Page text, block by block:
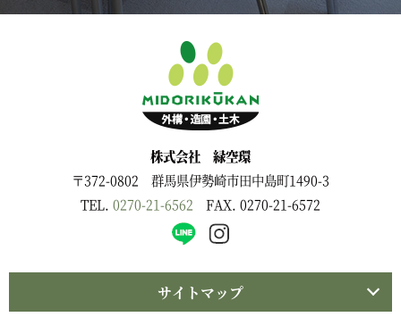
株式会社 緑空環
〒372-0802 群馬県伊勢崎市田中島町1490-3
TEL. 0270-21-6562 FAX. 0270-21-6572
サイトマップ